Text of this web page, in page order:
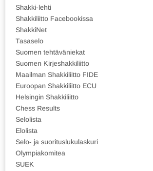
Shakki-lehti
Shakkiliitto Facebookissa
ShakkiNet
Tasaselo
Suomen tehtäväniekat
Suomen Kirjeshakkiliitto
Maailman Shakkiliitto FIDE
Euroopan Shakkiliitto ECU
Helsingin Shakkiliitto
Chess Results
Selolista
Elolista
Selo- ja suorituslukulaskuri
Olympiakomitea
SUEK